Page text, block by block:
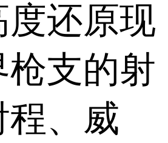
度还原现
枪支的射
程、威